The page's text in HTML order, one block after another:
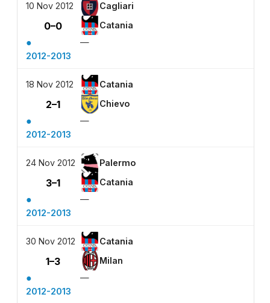
10 Nov 2012 Cagliari
0–0 Catania
●
—
2012-2013
18 Nov 2012 Catania
2–1 Chievo
●
—
2012-2013
24 Nov 2012 Palermo
3–1 Catania
●
—
2012-2013
30 Nov 2012 Catania
1–3 Milan
●
—
2012-2013